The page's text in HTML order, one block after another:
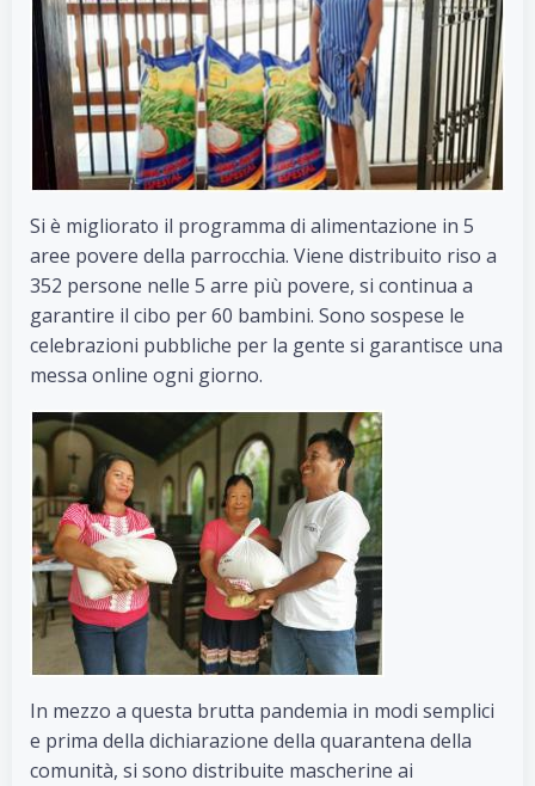
Si è migliorato il programma di alimentazione in 5
aree povere della parrocchia. Viene distribuito riso a
352 persone nelle 5 arre più povere, si continua a
garantire il cibo per 60 bambini. Sono sospese le
celebrazioni pubbliche per la gente si garantisce una
messa online ogni giorno.
In mezzo a questa brutta pandemia in modi semplici
e prima della dichiarazione della quarantena della
comunità, si sono distribuite mascherine ai